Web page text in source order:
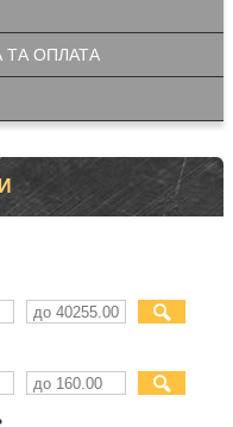
ТА ОПЛАТА